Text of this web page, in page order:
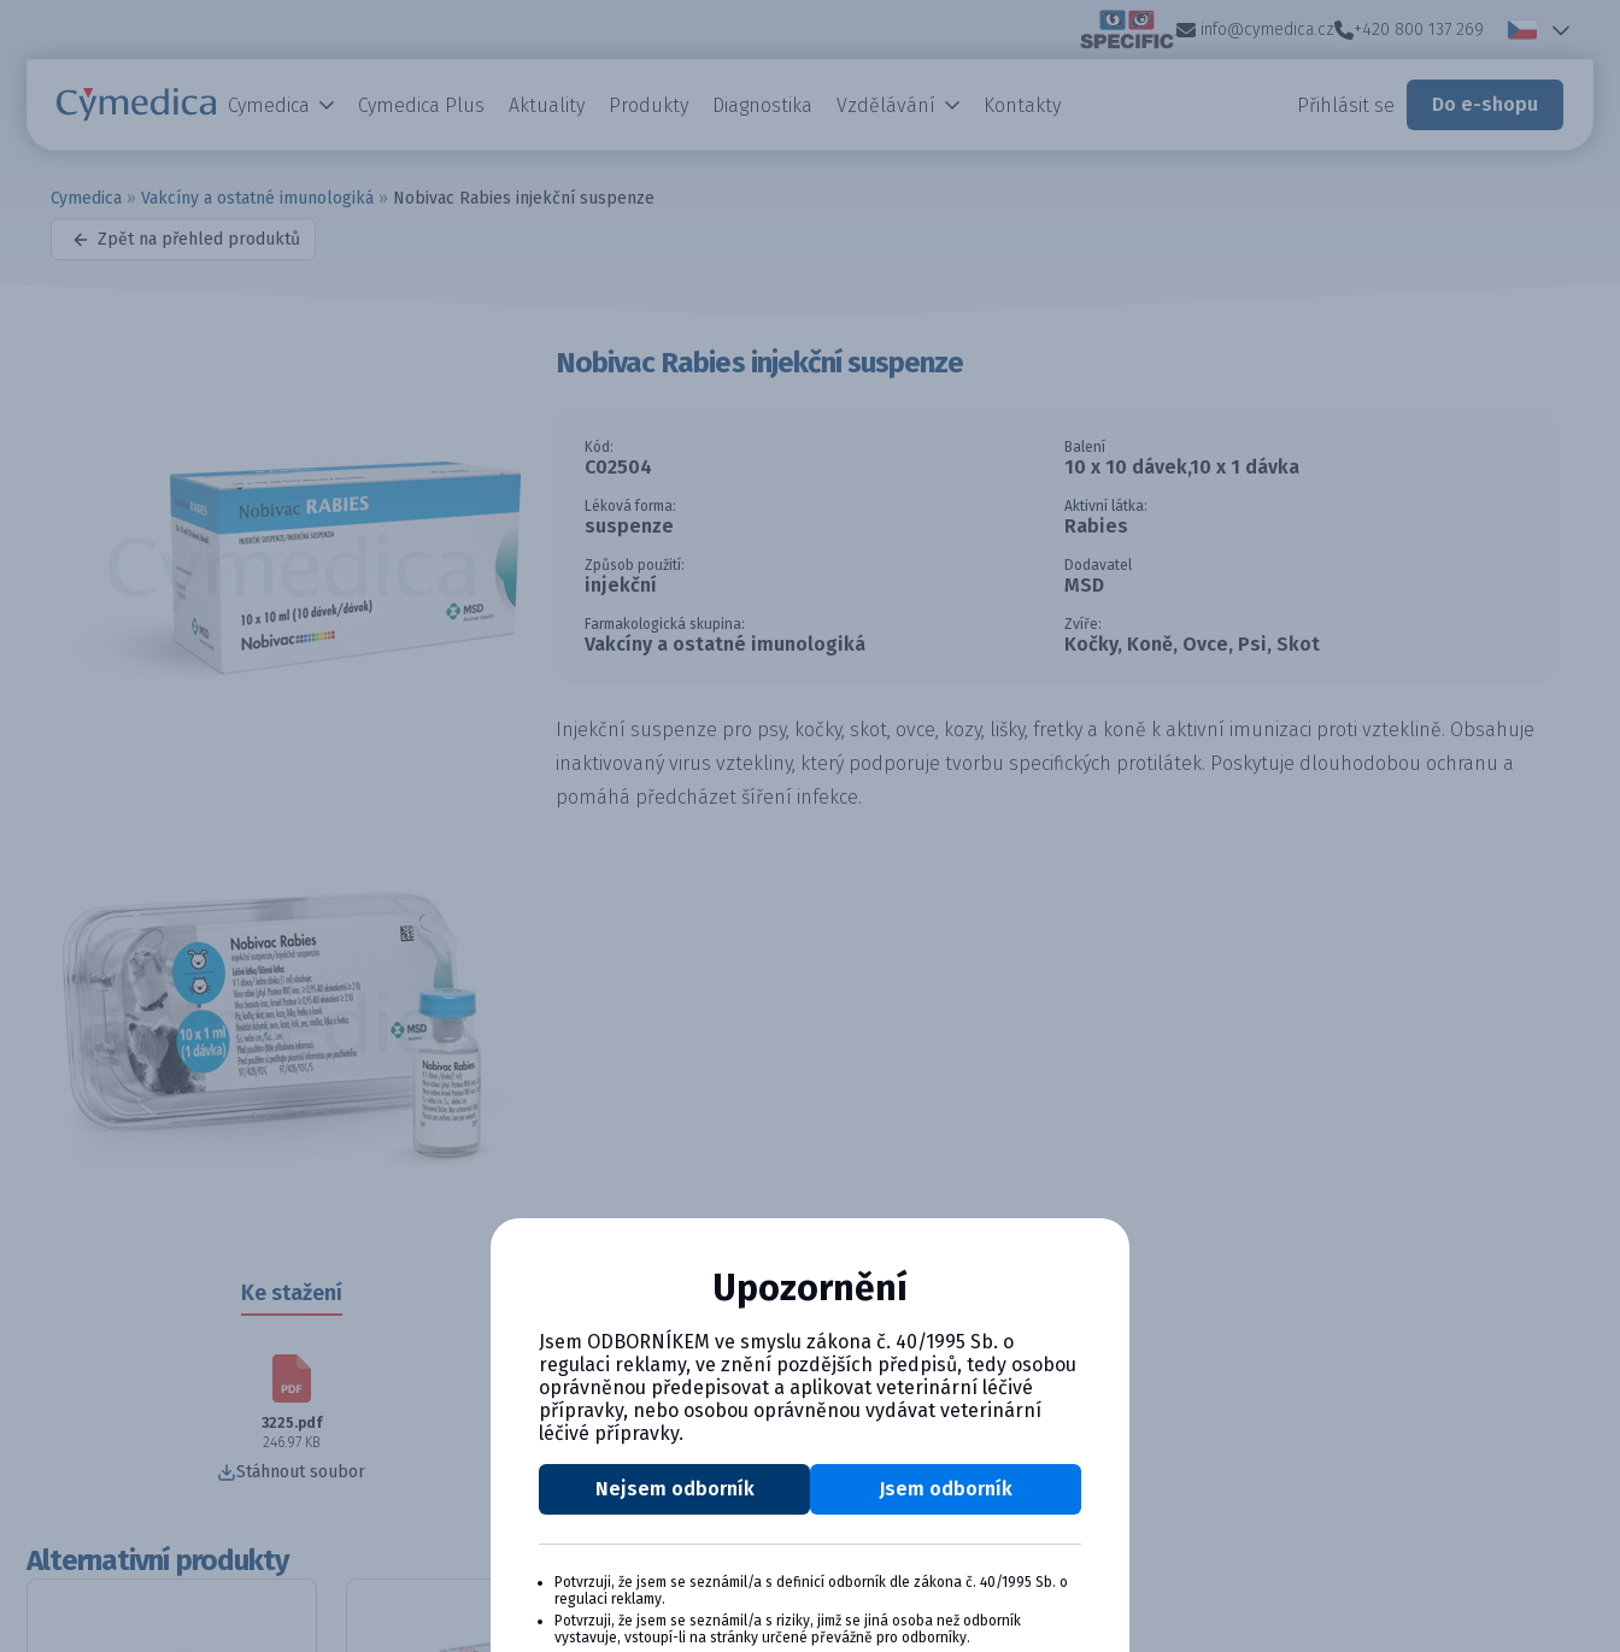
info@cymedica.cz +420 800 137 269
Cymedica Cymedica Plus Aktuality Produkty Diagnostika Vzdělávání Kontakty Přihlásit se Do e-shopu
Cymedica » Vakcíny a ostatné imunologiká » Nobivac Rabies injekční suspenze
Zpět na přehled produktů
Ke stažení
3225.pdf
246.97 KB
Stáhnout soubor
Nobivac Rabies injekční suspenze
Kód:
C02504
Balení
10 x 10 dávek,10 x 1 dávka
Léková forma:
suspenze
Aktivní látka:
Rabies
Způsob použití:
injekční
Dodavatel
MSD
Farmakologická skupina:
Vakcíny a ostatné imunologiká
Zvíře:
Kočky, Koně, Ovce, Psi, Skot
Injekční suspenze pro psy, kočky, skot, ovce, kozy, lišky, fretky a koně k aktivní imunizaci proti vzteklině. Obsahuje
inaktivovaný virus vztekliny, který podporuje tvorbu specifických protilátek. Poskytuje dlouhodobou ochranu a
pomáhá předcházet šíření infekce.
Alternativní produkty
Upozornění
Jsem ODBORNÍKEM ve smyslu zákona č. 40/1995 Sb. o
regulaci reklamy, ve znění pozdějších předpisů, tedy osobou
oprávněnou předepisovat a aplikovat veterinární léčivé
přípravky, nebo osobou oprávněnou vydávat veterinární
léčivé přípravky.
Nejsem odborník Jsem odborník
Potvrzuji, že jsem se seznámil/a s definicí odborník dle zákona č. 40/1995 Sb. o
regulaci reklamy.
Potvrzuji, že jsem se seznámil/a s riziky, jimž se jiná osoba než odborník
vystavuje, vstoupí-li na stránky určené převážně pro odborníky.